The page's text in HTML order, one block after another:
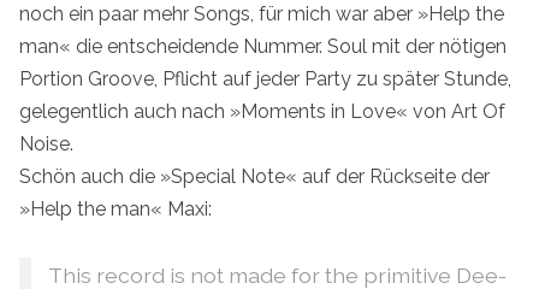
noch ein paar mehr Songs, für mich war aber »Help the
man« die entscheidende Nummer. Soul mit der nötigen
Portion Groove, Pflicht auf jeder Party zu später Stunde,
gelegentlich auch nach »Moments in Love« von Art Of
Noise.
Schön auch die »Special Note« auf der Rückseite der
»Help the man« Maxi:
This record is not made for the primitive Dee-